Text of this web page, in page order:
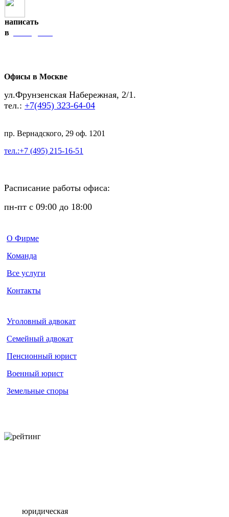
написать
в
Офисы в Москве
ул.Фрунзенская Набережная, 2/1.
тел.: +7(495) 323-64-04
пр. Вернадского, 29 оф. 1201
тел.:+7 (495) 215-16-51
Расписание работы офиса:
пн-пт с 09:00 до 18:00
О Фирме
Команда
Все услуги
Контакты
Уголовный адвокат
Семейный адвокат
Пенсионный юрист
Военный юрист
Земельные споры
юридическая